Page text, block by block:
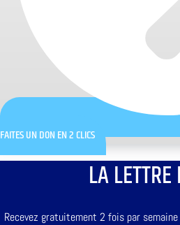
FAITES UN DON EN 2 CLICS
LA LETTRE
Recevez gratuitement 2 fois par